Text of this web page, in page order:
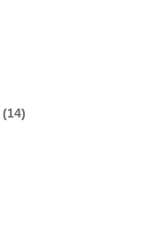
(14)